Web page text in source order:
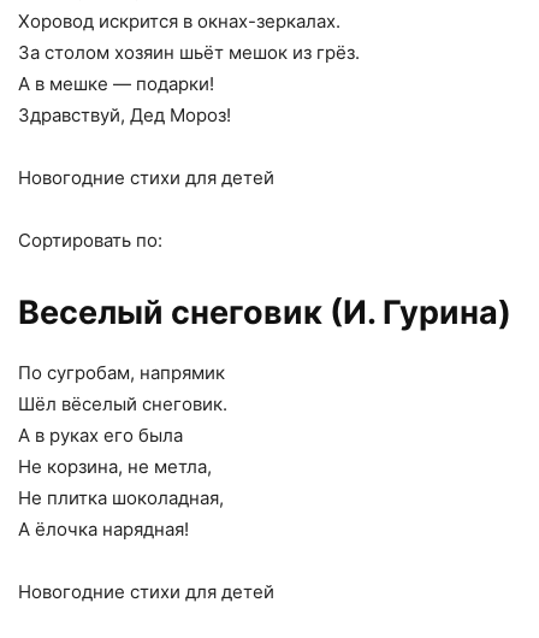
Хоровод искрится в окнах-зеркалах.
За столом хозяин шьёт мешок из грёз.
А в мешке — подарки!
Здравствуй, Дед Мороз!
Новогодние стихи для детей
Сортировать по:
Веселый снеговик (И. Гурина)
По сугробам, напрямик
Шёл вёселый снеговик.
А в руках его была
Не корзина, не метла,
Не плитка шоколадная,
А ёлочка нарядная!
Новогодние стихи для детей